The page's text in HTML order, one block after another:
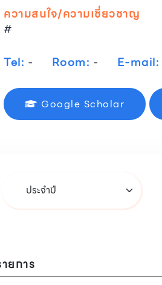
ความสนใจ/ความเชี่ยวชาญ
#
Tel: - Room: - E-mail:
Google Scholar
ยการ